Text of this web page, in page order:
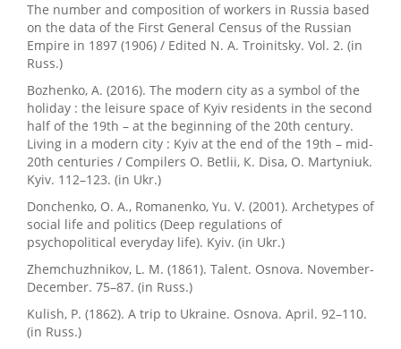
The number and composition of workers in Russia based
on the data of the First General Census of the Russian
Empire in 1897 (1906) / Edited N. A. Troinitsky. Vol. 2. (in
Russ.)
Bozhenko, A. (2016). The modern city as a symbol of the
holiday : the leisure space of Kyiv residents in the second
half of the 19th – at the beginning of the 20th century.
Living in a modern city : Kyiv at the end of the 19th – mid-
20th centuries / Compilers О. Betlii, К. Disa, О. Martyniuk.
Kyiv. 112–123. (in Ukr.)
Donchenko, O. A., Romanenko, Yu. V. (2001). Archetypes of
social life and politics (Deep regulations of
psychopolitical everyday life). Kyiv. (in Ukr.)
Zhemchuzhnikov, L. M. (1861). Talent. Osnova. November-
December. 75–87. (in Russ.)
Kulish, P. (1862). A trip to Ukraine. Osnova. April. 92–110.
(in Russ.)